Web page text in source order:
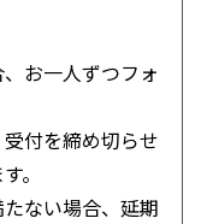
お一人ずつフォ
付を締め切らせ
。
ない場合、延期